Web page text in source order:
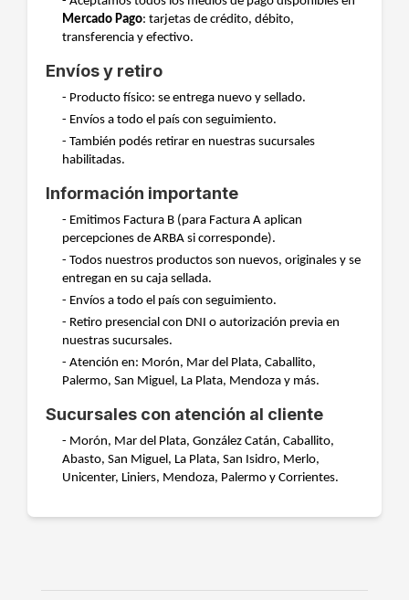
Mercado Pago: tarjetas de crédito, débito,
transferencia y efectivo.
Envíos y retiro
- Producto físico: se entrega nuevo y sellado.
- Envíos a todo el país con seguimiento.
- También podés retirar en nuestras sucursales
habilitadas.
Información importante
- Emitimos Factura B (para Factura A aplican
percepciones de ARBA si corresponde).
- Todos nuestros productos son nuevos, originales y se
entregan en su caja sellada.
- Envíos a todo el país con seguimiento.
- Retiro presencial con DNI o autorización previa en
nuestras sucursales.
- Atención en: Morón, Mar del Plata, Caballito,
Palermo, San Miguel, La Plata, Mendoza y más.
Sucursales con atención al cliente
- Morón, Mar del Plata, González Catán, Caballito,
Abasto, San Miguel, La Plata, San Isidro, Merlo,
Unicenter, Liniers, Mendoza, Palermo y Corrientes.